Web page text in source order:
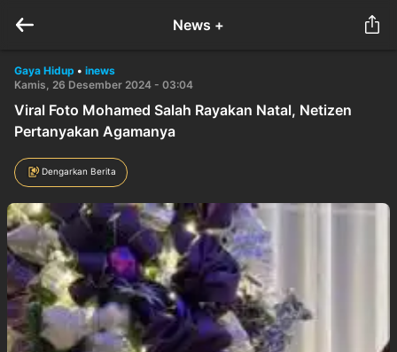
News +
Gaya Hidup • inews
Kamis, 26 Desember 2024 - 03:04
Viral Foto Mohamed Salah Rayakan Natal, Netizen
Pertanyakan Agamanya
Dengarkan Berita